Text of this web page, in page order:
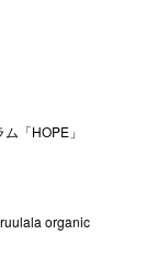
「HOPE」
organic